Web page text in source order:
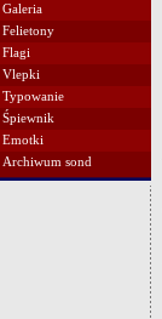
Galeria
Felietony
Flagi
Vlepki
Typowanie
Śpiewnik
Emotki
Archiwum sond